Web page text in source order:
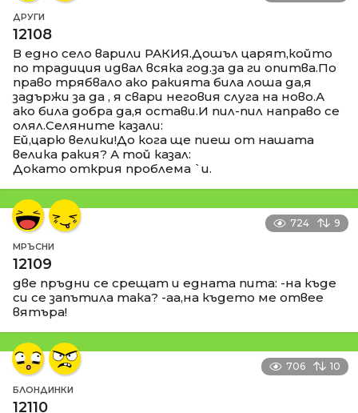
ДРУГИ
12108
В едно село варили РАКИЯ.Дошъл царят,който
по традиция идвал всяка год.за да ги опитва.По
право трябвало ако ракията била лоша да,я
задържи за да , я свари неговия слуга на ново.А
ако била добра да,я остави.И пил-пил направо се
олял.Селяните казали:
Ей,царю велики!До кога ще пиеш от нашата
велика ракия? А той казал:
Докато открия проблема `и.
724 9
МРЪСНИ
12109
две пръдни се срещат и едната пита: -на къде
си се запътила така? -аа,на където ме отвее
вятъра!
706 10
БЛОНДИНКИ
12110